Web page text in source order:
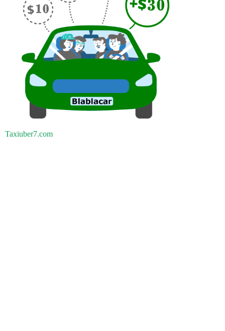
Taxiuber7.com